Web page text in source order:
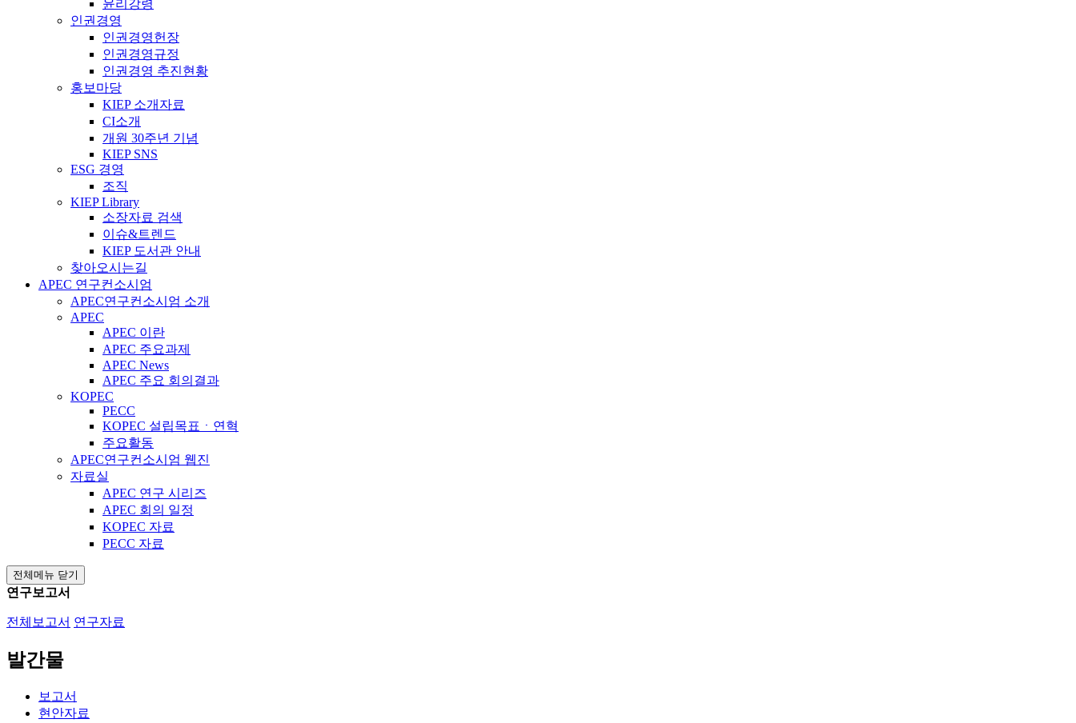
윤리강령
인권경영
인권경영헌장
인권경영규정
인권경영 추진현황
홍보마당
KIEP 소개자료
CI소개
개원 30주년 기념
KIEP SNS
ESG 경영
조직
KIEP Library
소장자료 검색
이슈&트렌드
KIEP 도서관 안내
찾아오시는길
APEC 연구컨소시엄
APEC연구컨소시엄 소개
APEC
APEC 이란
APEC 주요과제
APEC News
APEC 주요 회의결과
KOPEC
PECC
KOPEC 설립목표ㆍ연혁
주요활동
APEC연구컨소시엄 웹진
자료실
APEC 연구 시리즈
APEC 회의 일정
KOPEC 자료
PECC 자료
전체메뉴 닫기
연구보고서
전체보고서 연구자료
발간물
보고서
현안자료